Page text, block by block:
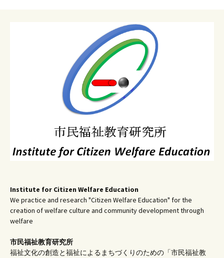
Institute for Citizen Welfare Education
We practice and research "Citizen Welfare Education" for the
creation of welfare culture and community development through
welfare
市民福祉教育研究所
福祉文化の創造と福祉によるまちづくりのための「市民福祉教